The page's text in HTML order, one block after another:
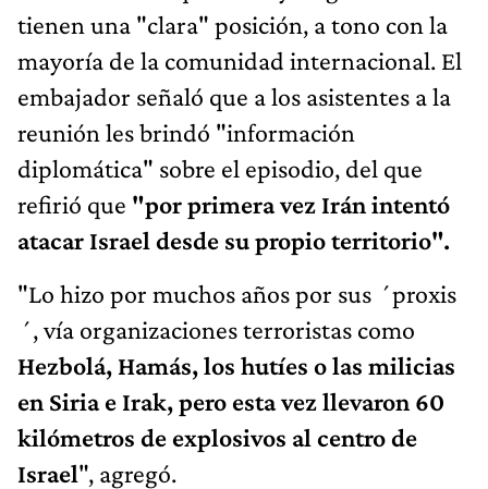
tienen una "clara" posición, a tono con la
mayoría de la comunidad internacional. El
embajador señaló que a los asistentes a la
reunión les brindó "información
diplomática" sobre el episodio, del que
refirió que "por primera vez Irán intentó
atacar Israel desde su propio territorio".
"Lo hizo por muchos años por sus ´proxis
´, vía organizaciones terroristas como
Hezbolá, Hamás, los hutíes o las milicias
en Siria e Irak, pero esta vez llevaron 60
kilómetros de explosivos al centro de
Israel", agregó.